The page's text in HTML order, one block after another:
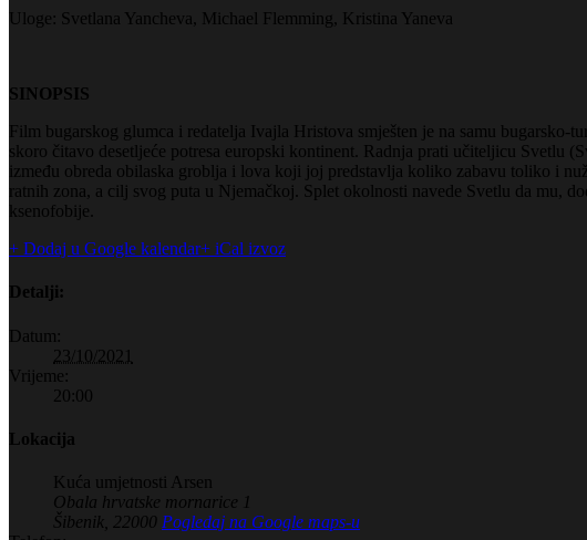
Uloge: Svetlana Yancheva, Michael Flemming, Kristina Yaneva
SINOPSIS
Film bugarskog glumca i redatelja Ivajla Hristova smješten je na samu
skoro čitavo desetljeće potresa europski kontinent. Radnja prati učiteljicu Svetlu
između obreda obilaska groblja i lova koji joj predstavlja koliko zabavu toliko i
ratnih zona, a cilj svog puta u Njemačkoj. Splet okolnosti navede Svetlu da mu,
ksenofobije.
+ Dodaj u Google kalendar+ iCal izvoz
Detalji:
Datum:
23/10/2021
Vrijeme:
20:00
Lokacija
Kuća umjetnosti Arsen
Obala hrvatske mornarice 1
Šibenik
22000 Pogledaj na Google maps-u